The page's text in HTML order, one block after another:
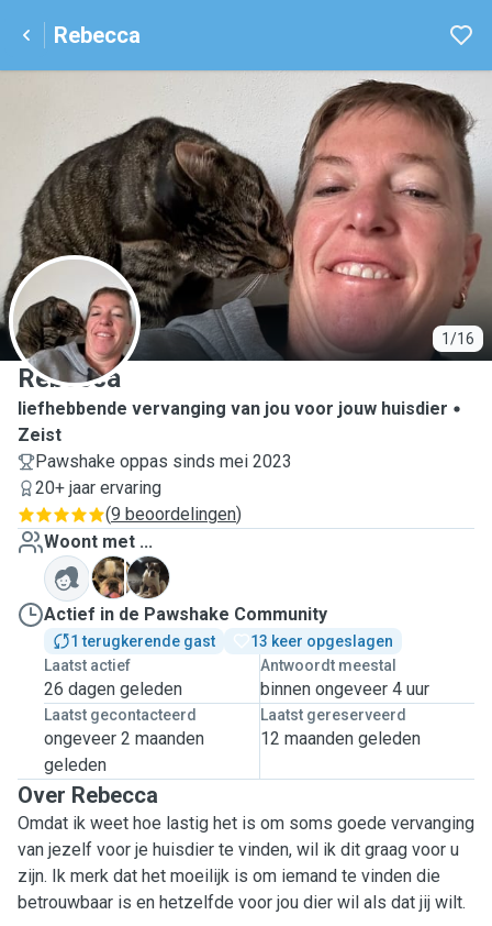
Rebecca
1/16
R
Rebecca
liefhebbende vervanging van jou voor jouw huisdier
Zeist
Pawshake oppas sinds mei 2023
20+ jaar ervaring
(9 beoordelingen)
Woont met ...
H
R
Actief in de Pawshake Community
1 terugkerende gast
13 keer opgeslagen
Laatst actief
26 dagen geleden
Antwoordt meestal
binnen ongeveer 4 uur
Laatst gecontacteerd
ongeveer 2 maanden
geleden
Laatst gereserveerd
12 maanden geleden
Over Rebecca
Omdat ik weet hoe lastig het is om soms goede vervanging
van jezelf voor je huisdier te vinden, wil ik dit graag voor u
zijn. Ik merk dat het moeilijk is om iemand te vinden die
betrouwbaar is en hetzelfde voor jou dier wil als dat jij wilt.